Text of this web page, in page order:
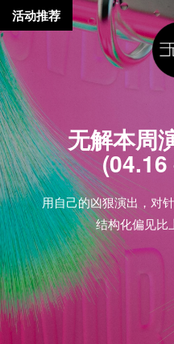
无解本周
用自己的凶狠演出，对
结构化偏见比
活动推荐